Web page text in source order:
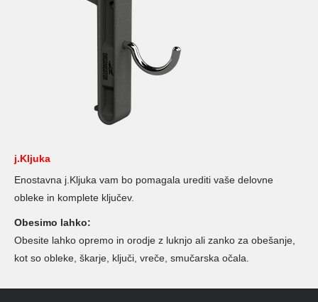
j.Kljuka
Enostavna j.Kljuka vam bo pomagala urediti vaše delovne
obleke in komplete ključev.
Obesimo lahko:
Obesite lahko opremo in orodje z luknjo ali zanko za obešanje,
kot so obleke, škarje, ključi, vreče, smučarska očala.